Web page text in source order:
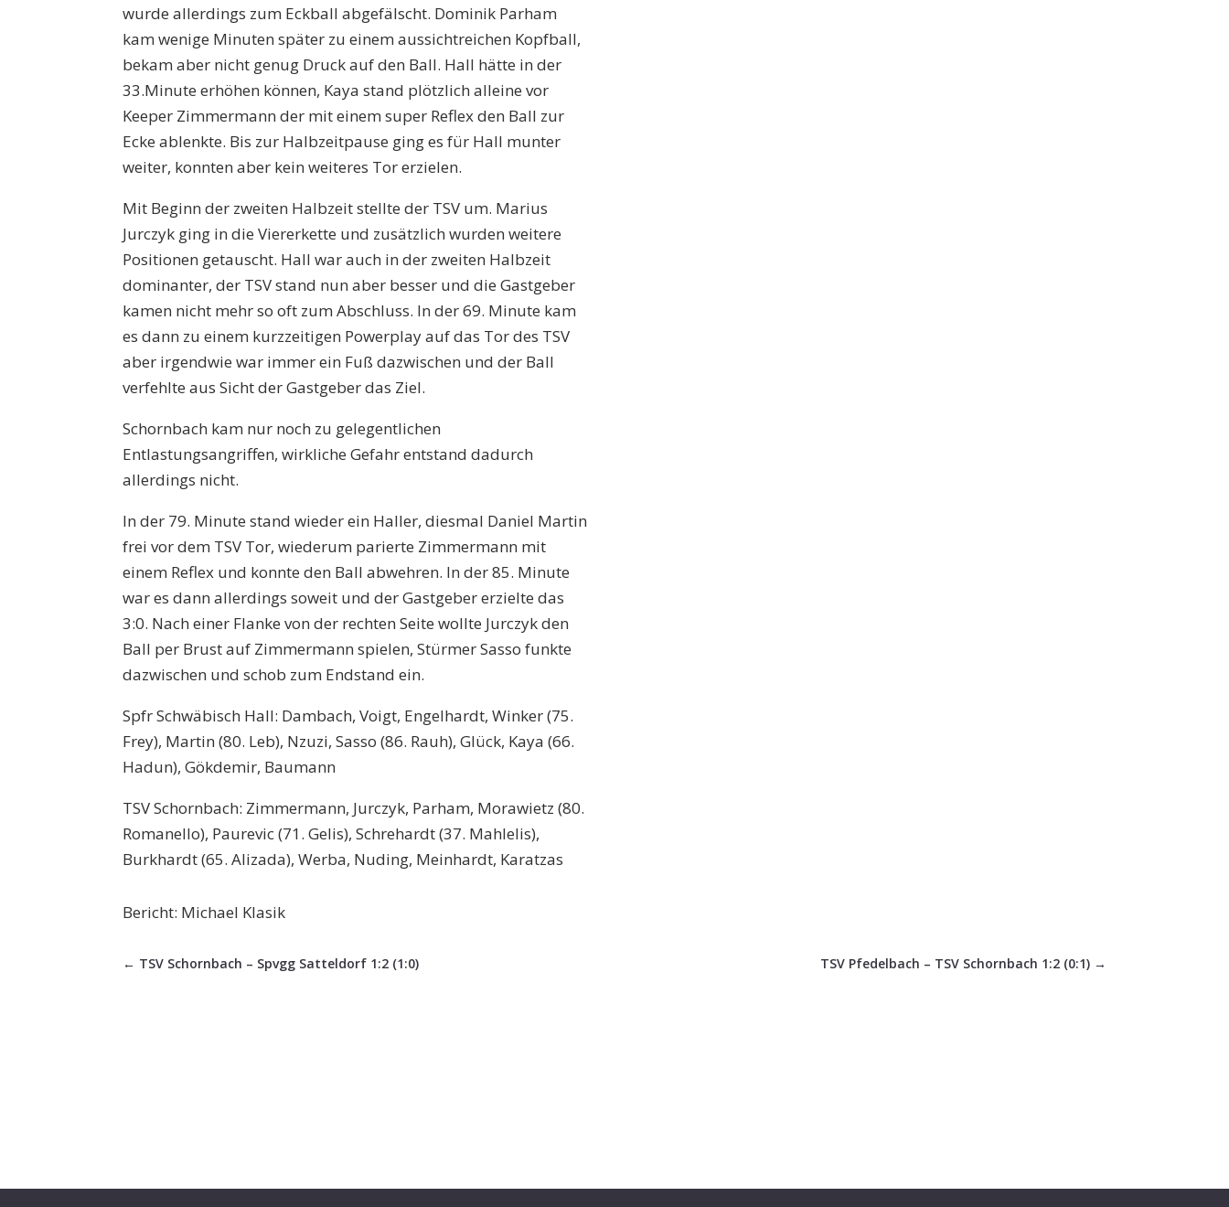
wurde allerdings zum Eckball abgefälscht. Dominik Parham
kam wenige Minuten später zu einem aussichtreichen Kopfball,
bekam aber nicht genug Druck auf den Ball. Hall hätte in der
33.Minute erhöhen können, Kaya stand plötzlich alleine vor
Keeper Zimmermann der mit einem super Reflex den Ball zur
Ecke ablenkte. Bis zur Halbzeitpause ging es für Hall munter
weiter, konnten aber kein weiteres Tor erzielen.
Mit Beginn der zweiten Halbzeit stellte der TSV um. Marius
Jurczyk ging in die Viererkette und zusätzlich wurden weitere
Positionen getauscht. Hall war auch in der zweiten Halbzeit
dominanter, der TSV stand nun aber besser und die Gastgeber
kamen nicht mehr so oft zum Abschluss. In der 69. Minute kam
es dann zu einem kurzzeitigen Powerplay auf das Tor des TSV
aber irgendwie war immer ein Fuß dazwischen und der Ball
verfehlte aus Sicht der Gastgeber das Ziel.
Schornbach kam nur noch zu gelegentlichen
Entlastungsangriffen, wirkliche Gefahr entstand dadurch
allerdings nicht.
In der 79. Minute stand wieder ein Haller, diesmal Daniel Martin
frei vor dem TSV Tor, wiederum parierte Zimmermann mit
einem Reflex und konnte den Ball abwehren. In der 85. Minute
war es dann allerdings soweit und der Gastgeber erzielte das
3:0. Nach einer Flanke von der rechten Seite wollte Jurczyk den
Ball per Brust auf Zimmermann spielen, Stürmer Sasso funkte
dazwischen und schob zum Endstand ein.
Spfr Schwäbisch Hall: Dambach, Voigt, Engelhardt, Winker (75.
Frey), Martin (80. Leb), Nzuzi, Sasso (86. Rauh), Glück, Kaya (66.
Hadun), Gökdemir, Baumann
TSV Schornbach: Zimmermann, Jurczyk, Parham, Morawietz (80.
Romanello), Paurevic (71. Gelis), Schrehardt (37. Mahlelis),
Burkhardt (65. Alizada), Werba, Nuding, Meinhardt, Karatzas
Bericht: Michael Klasik
← TSV Schornbach – Spvgg Satteldorf 1:2 (1:0) TSV Pfedelbach – TSV Schornbach 1:2 (0:1)→